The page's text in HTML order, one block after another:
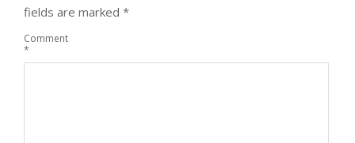
fields are marked *
Comment
*